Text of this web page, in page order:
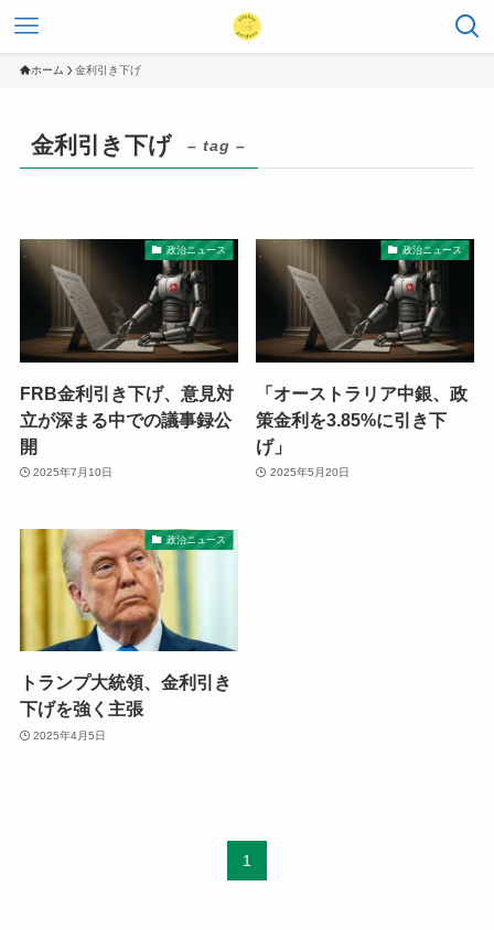
ホーム 金利引き下げ
金利引き下げ – tag –
政治ニュース
FRB金利引き下げ、意見対
立が深まる中での議事録公
開
2025年7月10日
政治ニュース
「オーストラリア中銀、政
策金利を3.85%に引き下
げ」
2025年5月20日
政治ニュース
トランプ大統領、金利引き
下げを強く主張
2025年4月5日
1